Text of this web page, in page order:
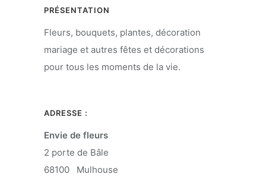
PRÉSENTATION
Fleurs, bouquets, plantes, décoration
mariage et autres fêtes et décorations
pour tous les moments de la vie.
ADRESSE :
Envie de fleurs
2 porte de Bâle
68100 Mulhouse